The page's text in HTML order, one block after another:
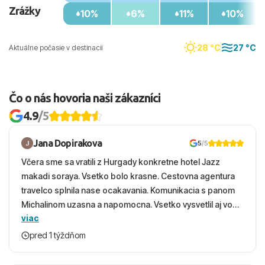
Aktuálne počasie v destinacii 28 °C 27 °C
Zrážky 10% 6% 11% 10%
Čo o nás hovoria naši zákazníci
4.9/5
Jana Dopirakova 5/5
Včera sme sa vratili z Hurgady konkretne hotel Jazz
makadi soraya. Vsetko bolo krasne. Cestovna agentura
travelco splnila nase ocakavania. Komunikacia s panom
Michalinom uzasna a napomocna. Vsetko vysvetlil aj vo
vecernych hodinach zaco sa ospravedlnujem. Hotel
krasny, cisty. Sluzby top. Strava, prostredie, more,
viac
pred 1 týždňom